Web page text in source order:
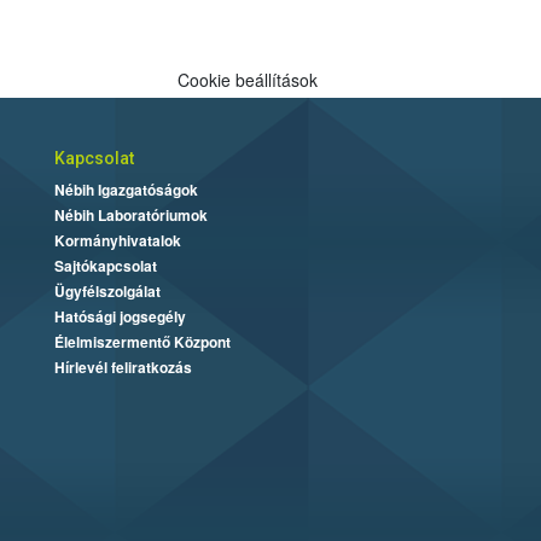
Cookie beállítások
Kapcsolat
Nébih Igazgatóságok
Nébih Laboratóriumok
Kormányhivatalok
Sajtókapcsolat
Ügyfélszolgálat
Hatósági jogsegély
Élelmiszermentő Központ
Hírlevél feliratkozás